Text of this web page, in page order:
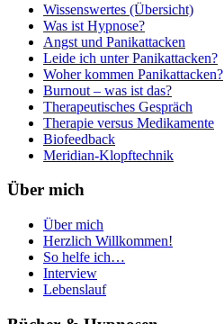
Wissenswertes (Übersicht)
Was ist Hypnose?
Angst und Panikattacken
Leide ich unter Panikattacken?
Woher kommen Panikattacken?
Burnout – was ist das?
Therapeutisches Gespräch
Therapie versus Medikamente
Biofeedback
Meridian-Klopftechnik
Über mich
Über mich
Herzlich Willkommen!
So helfe ich…
Interview
Lebenslauf